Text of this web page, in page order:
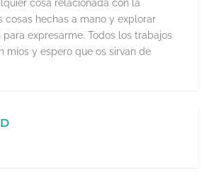
cosa relacionada con la
cosas hechas a mano y explorar
para expresarme. Todos los trabajos
míos y espero que os sirvan de